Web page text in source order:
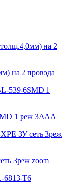
на 2 провода
1 реж 3AAA
3реж zoom